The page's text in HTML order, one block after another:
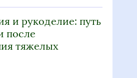
и рукоделие: путь
после
тяжелых